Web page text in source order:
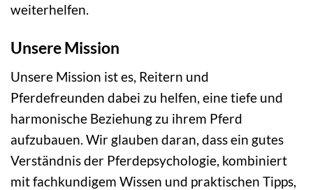
weiterhelfen.
Unsere Mission
Unsere Mission ist es, Reitern und
Pferdefreunden dabei zu helfen, eine tiefe und
harmonische Beziehung zu ihrem Pferd
aufzubauen. Wir glauben daran, dass ein gutes
Verständnis der Pferdepsychologie, kombiniert
mit fachkundigem Wissen und praktischen Tipps,